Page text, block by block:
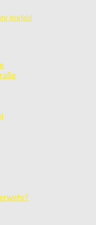
Krefeld